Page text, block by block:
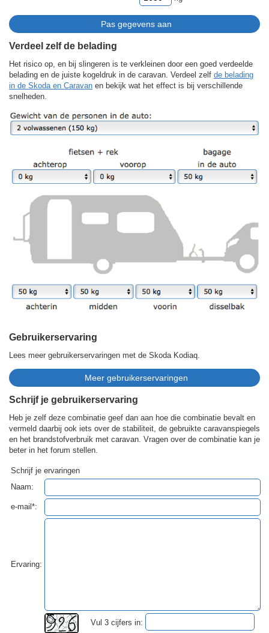
Verdeel zelf de belading
Het risico op, en bij slingeren is te verkleinen door een goed verdeelde
belading en de juiste kogeldruk in de caravan. Verdeel zelf de belading
in de Skoda en Caravan en bekijk wat het effect is bij verschillende
snelheden.
Gebruikerservaring
Lees meer gebruikerservaringen met de Skoda Kodiaq.
Schrijf je gebruikerservaring
Heb je zelf deze combinatie geef dan aan hoe die combinatie bevalt en
vermeld daarbij ook iets over de stabiliteit, de gebruikte caravanspiegels
en het brandstofverbruik met caravan. Vragen over de combinatie kan je
beter in het forum stellen.
Schrijf je ervaringen
Naam:
e-mail*:
Ervaring:
Vul 3 cijfers in: